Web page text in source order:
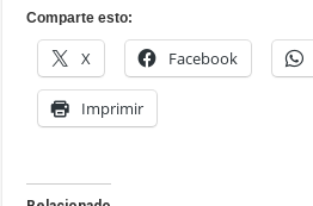
Comparte esto:
X Facebook
Imprimir